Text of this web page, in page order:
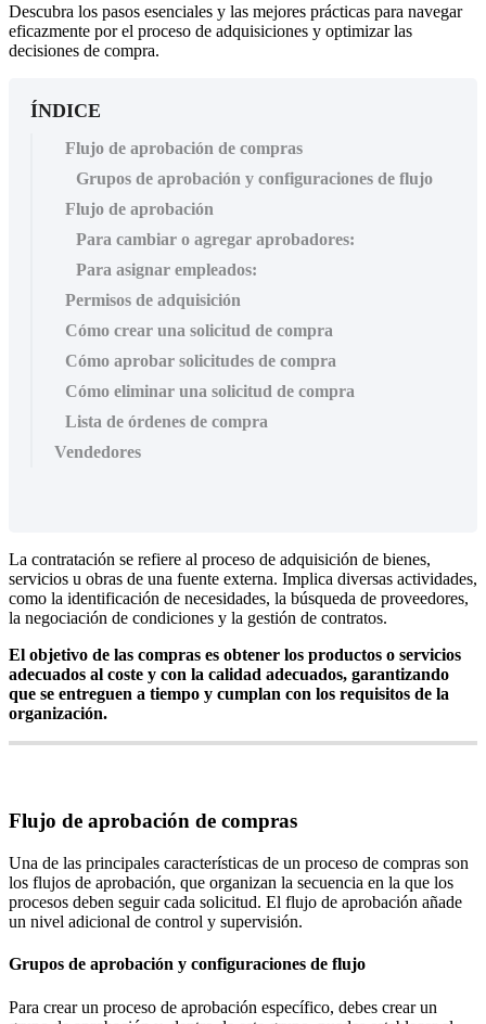
Descubra los pasos esenciales y las mejores prácticas para navegar
eficazmente por el proceso de adquisiciones y optimizar las
decisiones de compra.
ÍNDICE
Flujo de aprobación de compras
Grupos de aprobación y configuraciones de flujo
Flujo de aprobación
Para cambiar o agregar aprobadores:
Para asignar empleados:
Permisos de adquisición
Cómo crear una solicitud de compra
Cómo aprobar solicitudes de compra
Cómo eliminar una solicitud de compra
Lista de órdenes de compra
Vendedores
La contratación se refiere al proceso de adquisición de bienes,
servicios u obras de una fuente externa. Implica diversas actividades,
como la identificación de necesidades, la búsqueda de proveedores,
la negociación de condiciones y la gestión de contratos.
El objetivo de las compras es obtener los productos o servicios
adecuados al coste y con la calidad adecuados, garantizando
que se entreguen a tiempo y cumplan con los requisitos de la
organización.
Flujo de aprobación de compras
Una de las principales características de un proceso de compras son
los flujos de aprobación, que organizan la secuencia en la que los
procesos deben seguir cada solicitud. El flujo de aprobación añade
un nivel adicional de control y supervisión.
Grupos de aprobación y configuraciones de flujo
Para crear un proceso de aprobación específico, debes crear un